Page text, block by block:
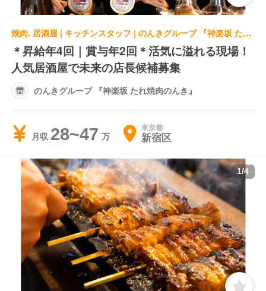
焼肉, 居酒屋 | キッチンスタッフ | のんきグループ 『神楽坂 たれ焼肉のんき』
＊昇給年4回｜賞与年2回＊活気に溢れる現場！
人気居酒屋で未来の店長候補募集
のんきグループ 『神楽坂 たれ焼肉のんき』
月収 28~47 東京都
新宿区
1/4